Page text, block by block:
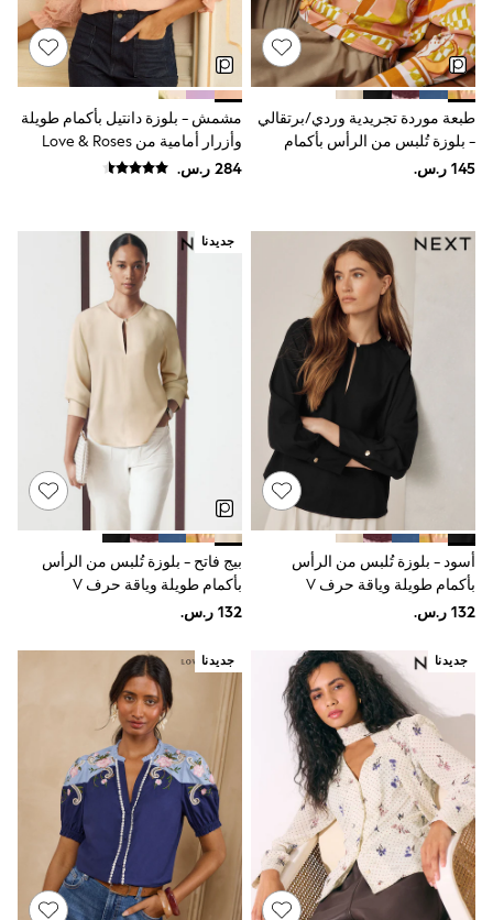
Baker by Ted Baker
Boden
Lipsy
Love & Roses
Mint Velvet
Monsoon
River Island
SCHOOWEAR
Shorts
Shirts
Polo Shirts
Sweatshirts & Jumpers
Coats & Jackets
Underwear
Multipacks
All Boys Sport & Swimwear
Trainers & Pumps
Swimwear
Tops
Shorts
Joggers
adidas
Nike
All Girls Schoolwear
Shoes
Skirts
Shirts
Polo Shirts
Sweatshirts
Cardigans
Coats & Jackets
Underwear
Socks & Tights
Multipacks
All Girls Sports & Swimwear
Trainers & Pumps
Swimwear
طبعة موردة تجريدية وردي/برتقالي
- بلوزة تُلبس من الرأس بأكمام
طويلة وياقة حرف V
مشمش - بلوزة دانتيل بأكمام طويلة
وأزرار أمامية من Love & Roses
أسود - بلوزة تُلبس من الرأس
بأكمام طويلة وياقة حرف V
جديدنا
بيج فاتح - بلوزة تُلبس من الرأس
بأكمام طويلة وياقة حرف V
جديدنا جديدنا